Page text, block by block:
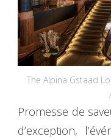
The Alpina Gstaad
Promesse de
d’exception,